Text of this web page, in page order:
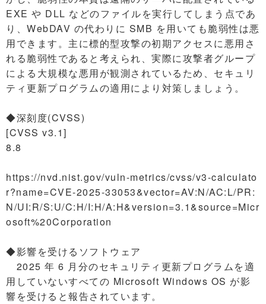
EXE や DLL などのファイルを実行してしまう点であ
り、WebDAV の代わりに SMB を用いても脆弱性は悪
用できます。主に標的型攻撃の初期アクセスに悪用さ
れる脆弱性であると考えられ、実際に攻撃者グループ
による大規模な悪用が観測されているため、セキュリ
ティ更新プログラムの適用により対策しましょう。
◆深刻度(CVSS)
[CVSS v3.1]
8.8
https://nvd.nist.gov/vuln-metrics/cvss/v3-calculato
r?name=CVE-2025-33053&vector=AV:N/AC:L/PR:
N/UI:R/S:U/C:H/I:H/A:H&version=3.1&source=Micr
osoft%20Corporation
◆影響を受けるソフトウェア
2025 年 6 月分のセキュリティ更新プログラムを適
用していないすべての Microsoft Windows OS が影
響を受けると報告されています。